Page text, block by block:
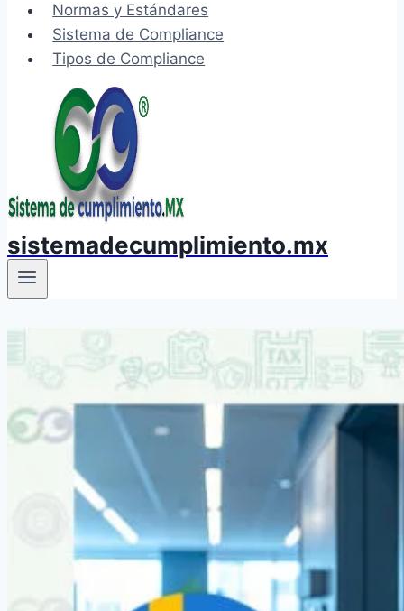
Normas y Estándares
Sistema de Compliance
Tipos de Compliance
sistemadecumplimiento.mx